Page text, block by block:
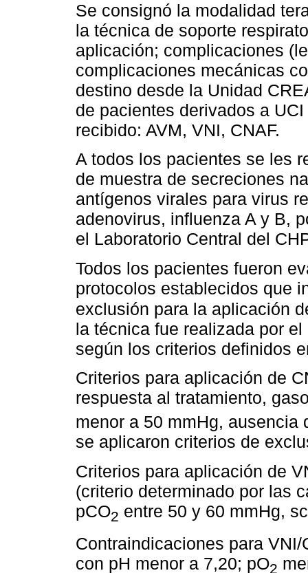
Se consignó la modalidad
la técnica de soporte
aplicación; complicaciones
complicaciones mecánicas
destino desde la Unidad
de pacientes derivados a
recibido: AVM, VNI, CNAF.
A todos los pacientes se les
de muestra de secreciones
antígenos virales para virus
adenovirus, influenza A y B,
el Laboratorio Central del
Todos los pacientes fueron
protocolos establecidos que
exclusión para la aplicación
la técnica fue realizada por
según los criterios definidos
Criterios para aplicación de
respuesta al tratamiento,
menor a 50 mmHg,
se aplicaron criterios de
Criterios para aplicación de
(criterio determinado por las
pCO2 entre 50 y 60 mmHg,
Contraindicaciones para
con pH menor a 7,20; pO2